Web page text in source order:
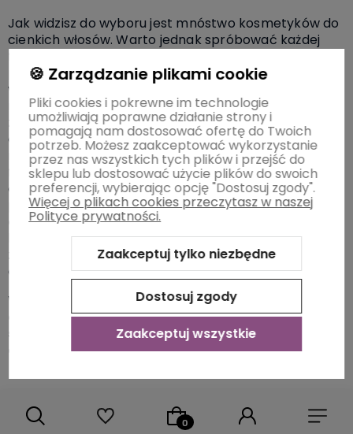
Jak widzisz do wyboru jest mnóstwo kosmetyków do
cienkich włosów. Warto jednak spróbować każdej
formuły, aby sprawdzić który rodzaj odżywki
przyniesie najbardziej pożądany rezultat. Jeśli mimo
wszystko obawiasz się obciążenia delikatnych pasm
możesz użyć odżywki przed myciem włosów. Najlepiej
zrobić to na lekko wilgotnych włosach.W przypadku
cienkich włosów polecamy w taki sposób nakładać
również maski, które z reguły mają bardziej treściwe
formuły, a więc i mogą zabrać delikatnym włosom
objętość, czego przecież chcemy uniknąć.Warto
pamiętać, żeodżywka zwiększająca
objętośćsprawia również, że kosmyki stają się
bardziej podatne na układanie, ich stylizacja jest
znacznie łatwiejsza i szybsza, a efekty utrzymują się
dłużej!
W naszej ofercie znajdziesz profesjonalne
odżywki, dzięki którym będziesz mogła cieszyć
się zachwycającą objętością, mimo naturalnie
cienkich włosów!
🍪 Zarządzanie plikami cookie
Pliki cookies i pokrewne im technologie
umożliwiają poprawne działanie strony i
pomagają nam dostosować ofertę do Twoich
potrzeb. Możesz zaakceptować wykorzystanie
przez nas wszystkich tych plików i przejść do
sklepu lub dostosować użycie plików do swoich
preferencji, wybierając opcję "Dostosuj zgody".
Więcej o plikach cookies przeczytasz w naszej
Polityce prywatności.
Zaakceptuj tylko niezbędne
Dostosuj zgody
Zaakceptuj wszystkie